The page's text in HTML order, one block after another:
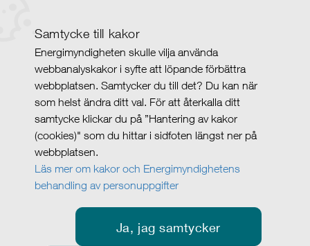
Samtycke till kakor
Energimyndigheten skulle vilja använda
webbanalyskakor i syfte att löpande förbättra
webbplatsen. Samtycker du till det? Du kan när
som helst ändra ditt val. För att återkalla ditt
samtycke klickar du på ”Hantering av kakor
(cookies)" som du hittar i sidfoten längst ner på
webbplatsen.
Läs mer om kakor och Energimyndighetens
behandling av personuppgifter
Ja, jag samtycker